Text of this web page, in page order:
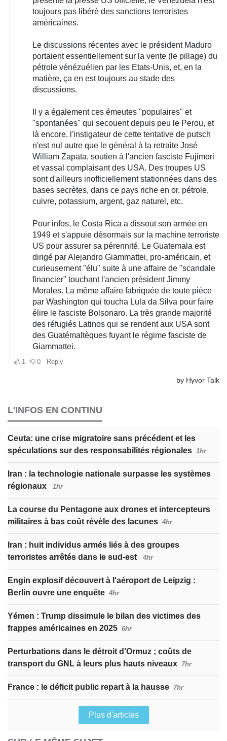
L'INFOS EN CONTINU
Ceuta: une crise migratoire sans précédent et les
spéculations sur des responsabilités régionales 1hr
Iran : la technologie nationale surpasse les systèmes
régionaux
1hr
La course du Pentagone aux drones et intercepteurs
militaires à bas coût révèle des lacunes 4hr
Iran : huit individus armés liés à des groupes
terroristes arrêtés dans le sud-est
4hr
Engin explosif découvert à l'aéroport de Leipzig :
Berlin ouvre une enquête 4hr
Yémen : Trump dissimule le bilan des victimes des
frappes américaines en 2025 6hr
Perturbations dans le détroit d’Ormuz ; coûts de
transport du GNL à leurs plus hauts niveaux 7hr
France : le déficit public repart à la hausse 7hr
Plus d'articles